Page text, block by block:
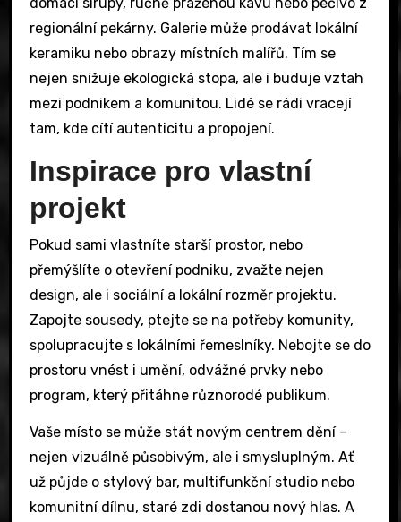
regionální pekárny. Galerie může prodávat lokální
keramiku nebo obrazy místních malířů. Tím se
nejen snižuje ekologická stopa, ale i buduje vztah
mezi podnikem a komunitou. Lidé se rádi vracejí
tam, kde cítí autenticitu a propojení.
Inspirace pro vlastní
projekt
Pokud sami vlastníte starší prostor, nebo
přemýšlíte o otevření podniku, zvažte nejen
design, ale i sociální a lokální rozměr projektu.
Zapojte sousedy, ptejte se na potřeby komunity,
spolupracujte s lokálními řemeslníky. Nebojte se do
prostoru vnést i umění, odvážné prvky nebo
program, který přitáhne různorodé publikum.
Vaše místo se může stát novým centrem dění –
nejen vizuálně působivým, ale i smysluplným. Ať
už půjde o stylový bar, multifunkční studio nebo
komunitní dílnu, staré zdi dostanou nový hlas. A